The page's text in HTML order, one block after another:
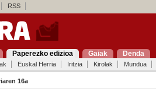
RSS
Paperezko edizioa Gaiak Denda
Euskal Herria Iritzia Kirolak Mundua
16a